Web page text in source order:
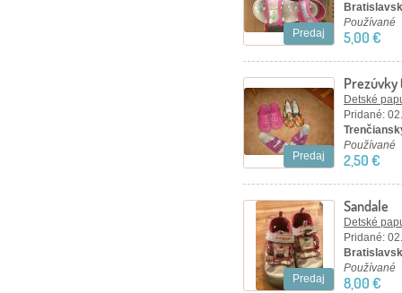
Predaj
Používané
5,00 €
Predaj
Prezúvky
Detské
Pridané:
Používané
2,50 €
Predaj
Sandale
Detské
Pridané:
Používané
8,00 €